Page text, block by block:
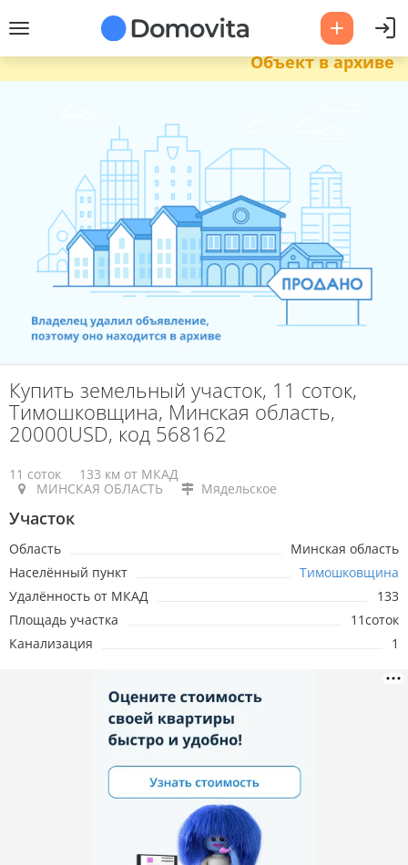
Объект в архиве
Купить земельный участок, 11 соток,
Тимошковщина, Минская область,
20000USD, код 568162
11 соток
133 км от МКАД
МИНСКАЯ ОБЛАСТЬ
Мядельское
Участок
Область
Минская область
Населённый пункт
Тимошковщина
Удалённость от МКАД
133
Площадь участка
11соток
Канализация
1